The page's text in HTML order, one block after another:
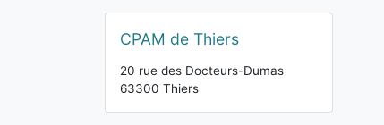
CPAM de Thiers
20 rue des Docteurs-Dumas
63300 Thiers